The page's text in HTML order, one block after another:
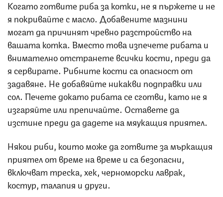
‌Когато готвите риба за котки, не я пържете и не
я покривайте с масло.‌ Добавените мазнини
могат да причинят чревно разстройство на
вашата котка. Вместо това изпечете рибата и
внимателно отстранете всички кости, преди да
я сервирате. Рибните кости са опасност от
задавяне. Не добавяйте никакви подправки или
сол. Печете докато рибата се сготви, като не я
изгаряйте или препичайте. Оставете да
изстине преди да дадете на мяукащия приятел.
Някои риби, които може да готвите за мъркащия
приятел от време на време и са безопасни,
включват треска, хек, черноморски лаврак,
костур, талапия и други.